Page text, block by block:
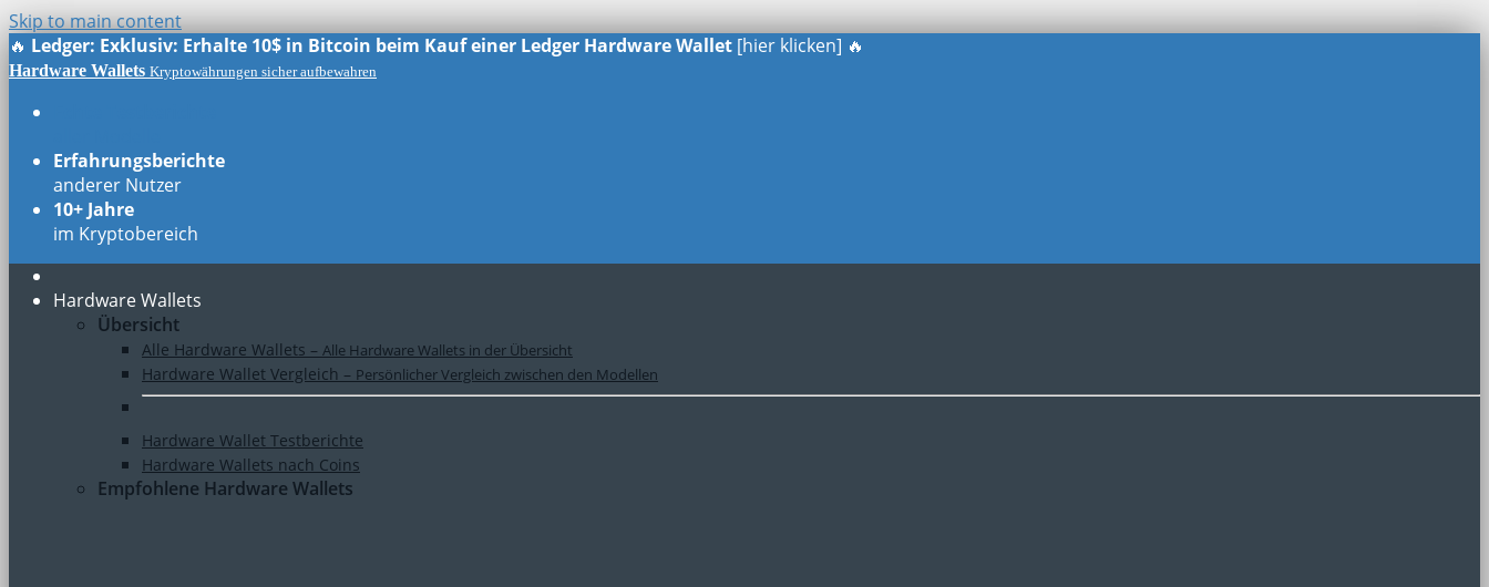
Skip to main content
🔥 Ledger: Exklusiv: Erhalte 10$ in Bitcoin beim Kauf einer Ledger Hardware Wallet [hier klicken] 🔥
Hardware Wallets Kryptowährungen sicher aufbewahren
Erfahrungsberichte
anderer Nutzer
10+ Jahre
im Kryptobereich
Hardware Wallets
Übersicht
Alle Hardware Wallets – Alle Hardware Wallets in der Übersicht
Hardware Wallet Vergleich – Persönlicher Vergleich zwischen den Modellen
Hardware Wallet Testberichte
Hardware Wallets nach Coins
Empfohlene Hardware Wallets